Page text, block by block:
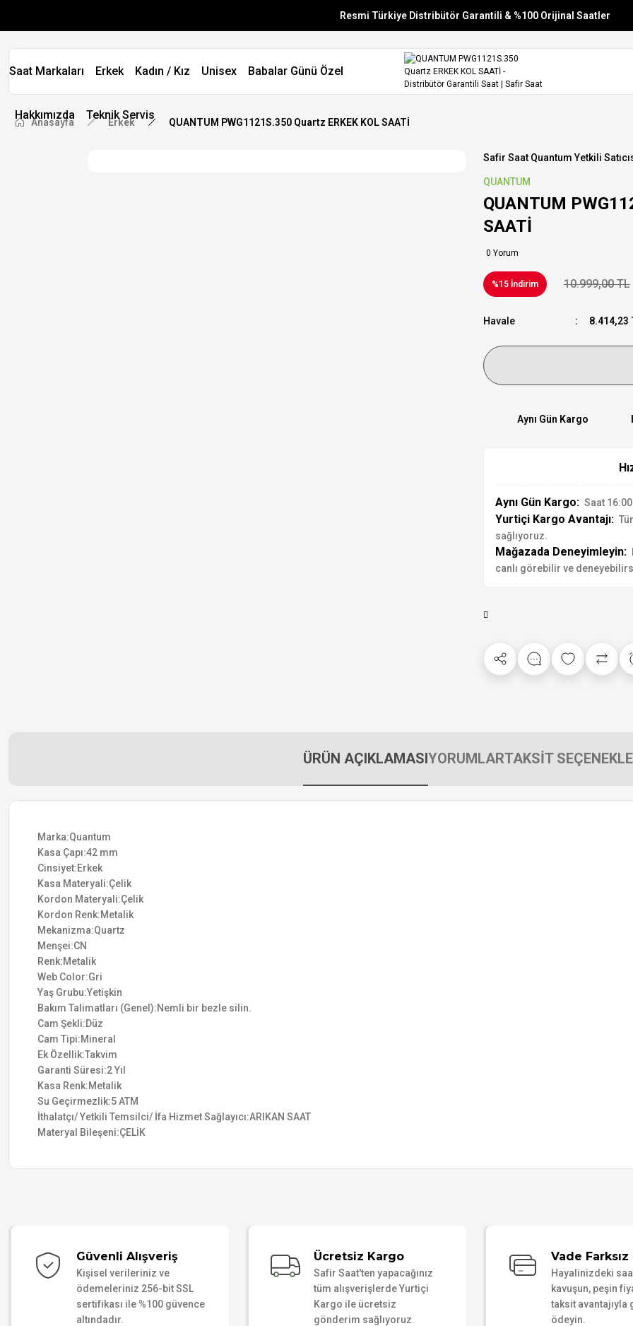
Resmi Türkiye Distribütör Garantili & %100 Orijinal Saatler
Vade Farksız 6 Taksit
Aynı Gün Stoktan Gönderim
Saat Markaları Erkek Kadın / Kız Unisex Babalar Günü Özel
Hakkımızda Teknik Servis
Anasayfa Erkek QUANTUM PWG1121S.350 Quartz ERKEK KOL SAATİ
Safir Saat Quantum Yetkili
QUANTUM
QUANTUM
SAATİ
0 Yorum
%15 İndirim 10.999,00 TL
Havale 8.414,23
Aynı Gün Kargo
Aynı Gün Kargo: Saat
Yurtiçi Kargo Avantajı:
sağlıyoruz.
Mağazada Deneyimleyin:
canlı görebilir ve
ÜRÜN AÇIKLAMASIYORUMLARTAKSİT
Marka:Quantum
Kasa Çapı:42 mm
Cinsiyet:Erkek
Kasa Materyali:Çelik
Kordon Materyali:Çelik
Kordon Renk:Metalik
Mekanizma:Quartz
Menşei:CN
Renk:Metalik
Web Color:Gri
Yaş Grubu:Yetişkin
Bakım Talimatları (Genel):Nemli bir bezle silin.
Cam Şekli:Düz
Cam Tipi:Mineral
Ek Özellik:Takvim
Garanti Süresi:2 Yıl
Kasa Renk:Metalik
Su Geçirmezlik:5 ATM
İthalatçı/ Yetkili Temsilci/ İfa Hizmet Sağlayıcı:ARIKAN SAAT
Materyal Bileşeni:ÇELİK
Güvenli Alışveriş
Kişisel verileriniz ve
ödemeleriniz 256-bit SSL
sertifikası ile %100 güvence
altındadır.
Ücretsiz Kargo
Safir Saat'ten yapacağınız
tüm alışverişlerde Yurtiçi
Kargo ile ücretsiz
gönderim sağlıyoruz.
Vade
Hayalinizdeki
kavuşun, peşin
taksit avantajıyla
ödeyin.